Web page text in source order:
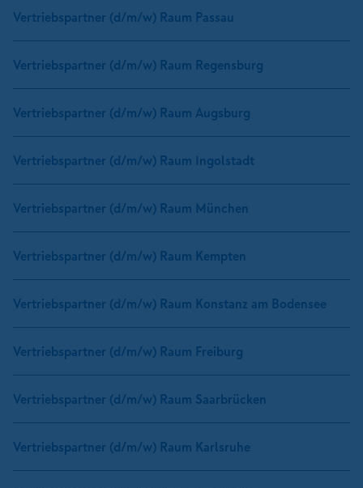
Vertriebspartner (d/m/w) Raum Passau
Vertriebspartner (d/m/w) Raum Regensburg
Vertriebspartner (d/m/w) Raum Augsburg
Vertriebspartner (d/m/w) Raum Ingolstadt
Vertriebspartner (d/m/w) Raum München
Vertriebspartner (d/m/w) Raum Kempten
Vertriebspartner (d/m/w) Raum Konstanz am Bodensee
Vertriebspartner (d/m/w) Raum Freiburg
Vertriebspartner (d/m/w) Raum Saarbrücken
Vertriebspartner (d/m/w) Raum Karlsruhe